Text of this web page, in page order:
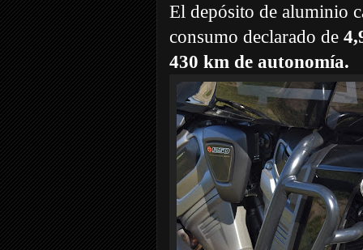
El depósito de aluminio
consumo declarado de
430 km de autonomía.